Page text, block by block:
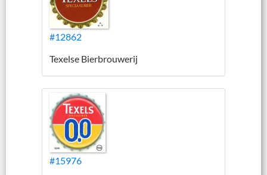
#12862
Texelse Bierbrouwerij
#15976